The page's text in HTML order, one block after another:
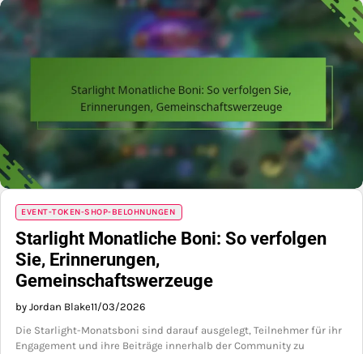
EVENT-TOKEN-SHOP-BELOHNUNGEN
Starlight Monatliche Boni: So verfolgen
Sie, Erinnerungen,
Gemeinschaftswerzeuge
by Jordan Blake11/03/2026
Die Starlight-Monatsboni sind darauf ausgelegt, Teilnehmer für ihr
Engagement und ihre Beiträge innerhalb der Community zu